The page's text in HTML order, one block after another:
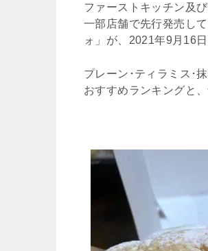
ファーストキッチン及
一部店舗で先行発売し
ォ」が、2021年9月16
プレーン･ティラミス･
おすすめランキングと